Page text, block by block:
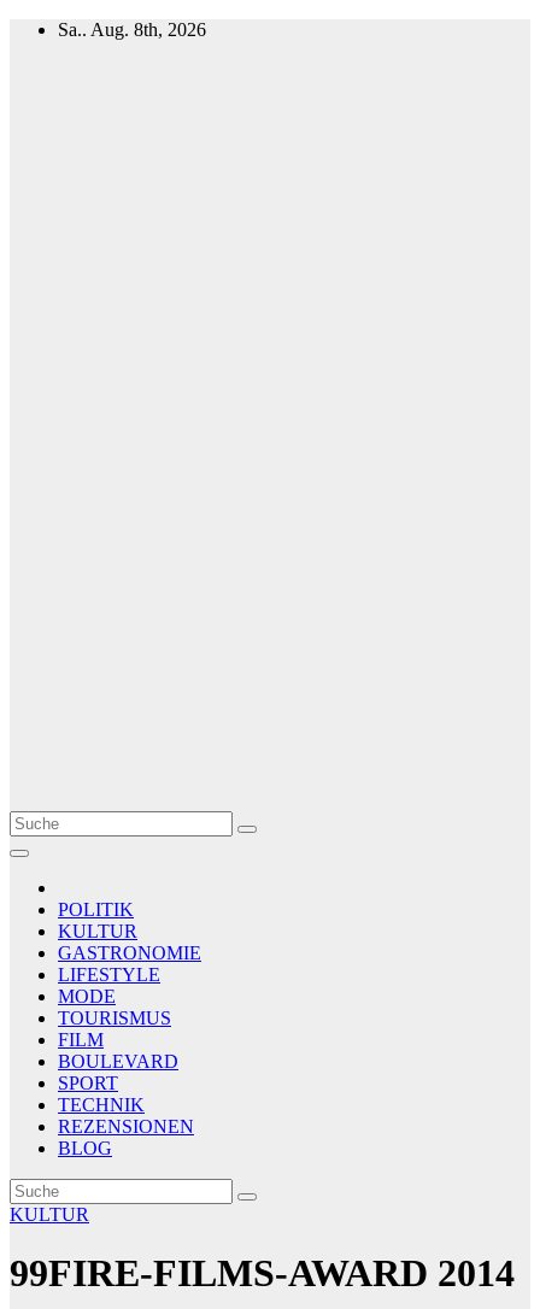
Zum
Sa.. Aug. 8th, 2026
Le Matin
AGENCE DE PRESSE
POLITIK
KULTUR
GASTRONOMIE
LIFESTYLE
MODE
TOURISMUS
FILM
BOULEVARD
SPORT
TECHNIK
REZENSIONEN
BLOG
KULTUR
99FIRE-FILMS-AWARD 2014